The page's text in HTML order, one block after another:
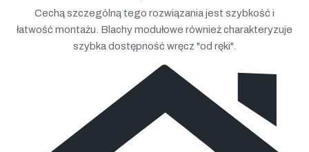
Cechą szczególną tego rozwiązania jest szybkość i
łatwość montażu. Blachy modułowe również charakteryzuje
szybka dostępność wręcz "od ręki".